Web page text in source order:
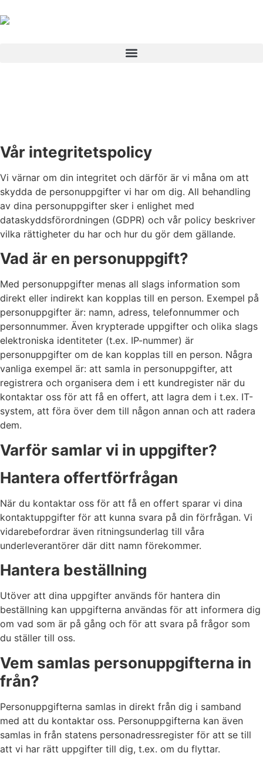
Vår integritetspolicy
Vi värnar om din integritet och därför är vi måna om att
skydda de personuppgifter vi har om dig. All behandling
av dina personuppgifter sker i enlighet med
dataskyddsförordningen (GDPR) och vår policy beskriver
vilka rättigheter du har och hur du gör dem gällande.
Vad är en personuppgift?
Med personuppgifter menas all slags information som
direkt eller indirekt kan kopplas till en person. Exempel på
personuppgifter är: namn, adress, telefonnummer och
personnummer. Även krypterade uppgifter och olika slags
elektroniska identiteter (t.ex. IP-nummer) är
personuppgifter om de kan kopplas till en person. Några
vanliga exempel är: att samla in personuppgifter, att
registrera och organisera dem i ett kundregister när du
kontaktar oss för att få en offert, att lagra dem i t.ex. IT-
system, att föra över dem till någon annan och att radera
dem.
Varför samlar vi in uppgifter?
Hantera offertförfrågan
När du kontaktar oss för att få en offert sparar vi dina
kontaktuppgifter för att kunna svara på din förfrågan. Vi
vidarebefordrar även ritningsunderlag till våra
underleverantörer där ditt namn förekommer.
Hantera beställning
Utöver att dina uppgifter används för hantera din
beställning kan uppgifterna användas för att informera dig
om vad som är på gång och för att svara på frågor som
du ställer till oss.
Vem samlas personuppgifterna in
från?
Personuppgifterna samlas in direkt från dig i samband
med att du kontaktar oss. Personuppgifterna kan även
samlas in från statens personadressregister för att se till
att vi har rätt uppgifter till dig, t.ex. om du flyttar.